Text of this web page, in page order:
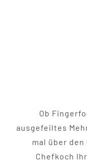
Ob
ausgefeiltes
mal über den
Chefkoch